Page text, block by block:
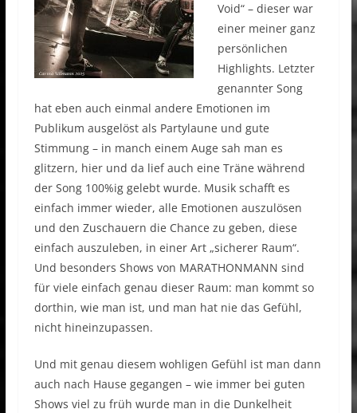
Void“ – dieser war
einer meiner ganz
persönlichen
Highlights. Letzter
genannter Song
hat eben auch einmal andere Emotionen im
Publikum ausgelöst als Partylaune und gute
Stimmung – in manch einem Auge sah man es
glitzern, hier und da lief auch eine Träne während
der Song 100%ig gelebt wurde. Musik schafft es
einfach immer wieder, alle Emotionen auszulösen
und den Zuschauern die Chance zu geben, diese
einfach auszuleben, in einer Art „sicherer Raum“.
Und besonders Shows von MARATHONMANN sind
für viele einfach genau dieser Raum: man kommt so
dorthin, wie man ist, und man hat nie das Gefühl,
nicht hineinzupassen.
Und mit genau diesem wohligen Gefühl ist man dann
auch nach Hause gegangen – wie immer bei guten
Shows viel zu früh wurde man in die Dunkelheit